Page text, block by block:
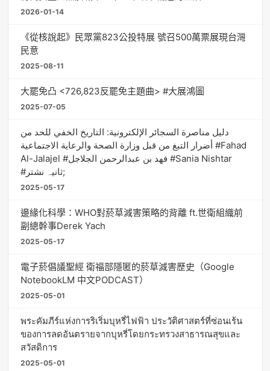
2026-01-14
《從核說起》民眾黨823公投特展 號召500萬票展現台灣
民意
2025-08-11
大罷免凸 <726,823反罷免主題曲> #大展鴻圖
2025-07-05
دليل مناصرة السجائر الإلكترونية: التاريخ الخفي للحد من
أضرار التبغ من قبل وزارة الصحة والرعاية الاجتماعية #Fahad
Al-Jalajel #فهد بن عبدالرحمن الجلاجل #Sania Nishtar
#ثانیہ نشتر;
2025-05-17
邊緣化科學：WHO對菸草減害策略的背離 ft.世衛組織前
副總幹事Derek Yach
2025-05-17
電子菸倡議聖經 衛福部隱匿的菸草減害歷史（Google
NotebookLM 中文PODCAST）
2025-05-01
พระคัมภีร์แห่งการริเริ่มบุหรี่ไฟฟ้า ประวัติศาสตร์ที่ซ่อนเร้น
ของการลดอันตรายจากบุหรี่โดยกระทรวงสาธารณสุขและ
สวัสดิการ
2025-05-01